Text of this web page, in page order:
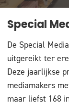
Special
De Special
uitgereikt ter
Deze jaarlijkse
mediamakers
maar liefst 168